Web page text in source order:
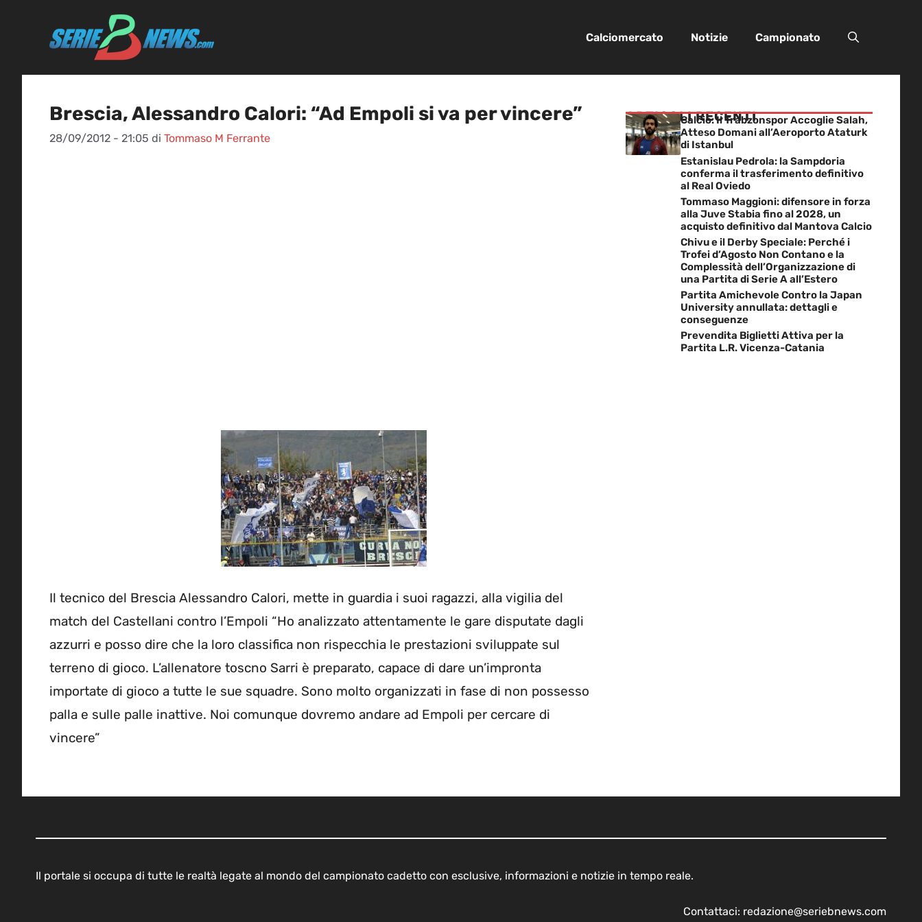
Calciomercato Notizie Campionato
Brescia, Alessandro Calori: “Ad Empoli si va per vincere”
28/09/2012 - 21:05 di Tommaso M Ferrante
Il tecnico del Brescia Alessandro Calori, mette in guardia i suoi ragazzi, alla vigilia del
match del Castellani contro l’Empoli “Ho analizzato attentamente le gare disputate dagli
azzurri e posso dire che la loro classifica non rispecchia le prestazioni sviluppate sul
terreno di gioco. L’allenatore toscno Sarri è preparato, capace di dare un’impronta
importate di gioco a tutte le sue squadre. Sono molto organizzati in fase di non possesso
palla e sulle palle inattive. Noi comunque dovremo andare ad Empoli per cercare di
vincere”
ARTICOLI RECENTI
Calcio: Il Trabzonspor Accoglie Salah,
Atteso Domani all’Aeroporto Ataturk
di Istanbul
Estanislau Pedrola: la Sampdoria
conferma il trasferimento definitivo
al Real Oviedo
Tommaso Maggioni: difensore in forza
alla Juve Stabia fino al 2028, un
acquisto definitivo dal Mantova Calcio
Chivu e il Derby Speciale: Perché i
Trofei d’Agosto Non Contano e la
Complessità dell’Organizzazione di
una Partita di Serie A all’Estero
Partita Amichevole Contro la Japan
University annullata: dettagli e
conseguenze
Prevendita Biglietti Attiva per la
Partita L.R. Vicenza-Catania
Il portale si occupa di tutte le realtà legate al mondo del campionato cadetto con esclusive, informazioni e notizie in tempo reale.
Contattaci: redazione@seriebnews.com